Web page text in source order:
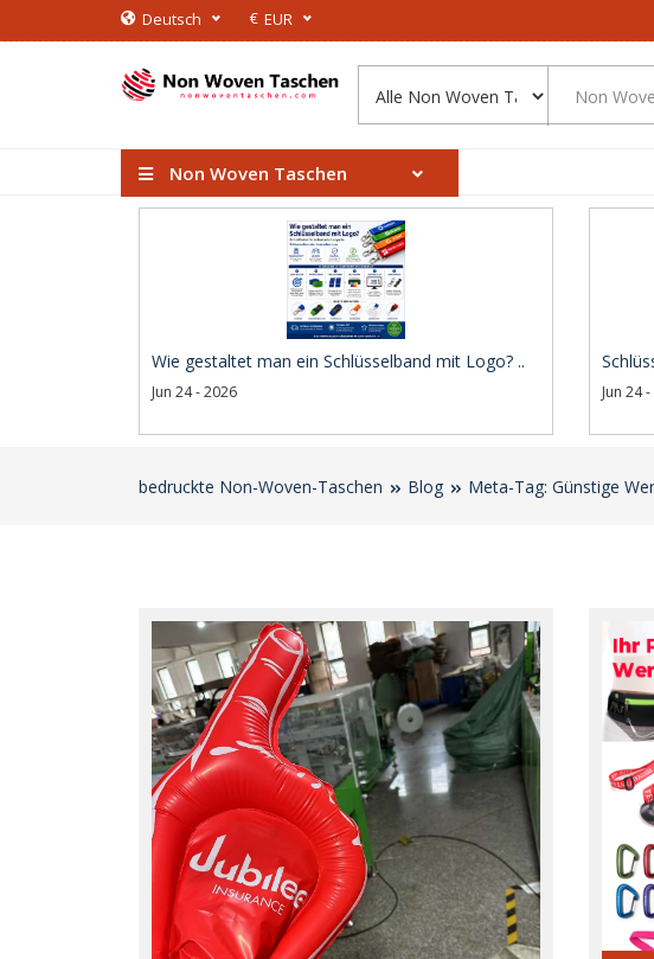
Deutsch € EUR
Non Woven Taschen
Wie gestaltet man ein Schlüsselband mit Logo? ..
Jun 24 - 2026 Jun 24
bedruckte Non-Woven-Taschen Blog Meta-Tag: Günstige